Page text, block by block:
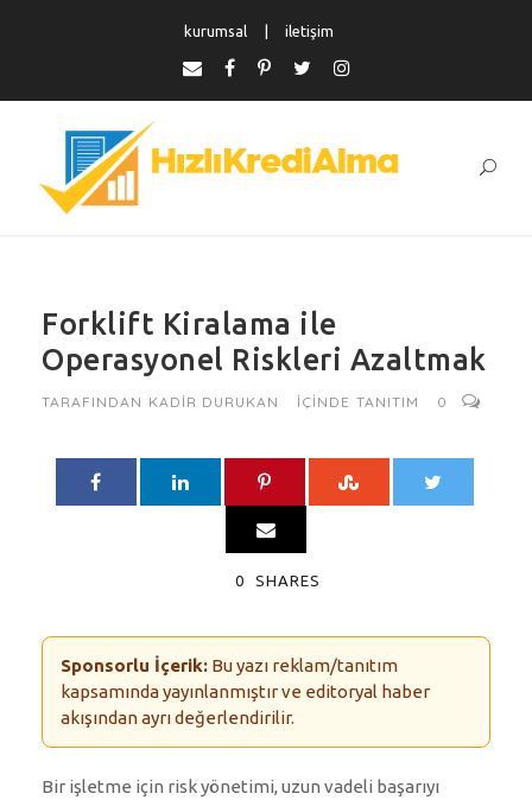
kurumsal iletişim
Forklift Kiralama ile
Operasyonel Riskleri Azaltmak
TARAFINDAN KADIR DURUKAN IÇINDE TANITIM 0
0 SHARES
Sponsorlu İçerik: Bu yazı reklam/tanıtım
kapsamında yayınlanmıştır ve editoryal haber
akışından ayrı değerlendirilir.
Bir işletme için risk yönetimi, uzun vadeli başarıyı